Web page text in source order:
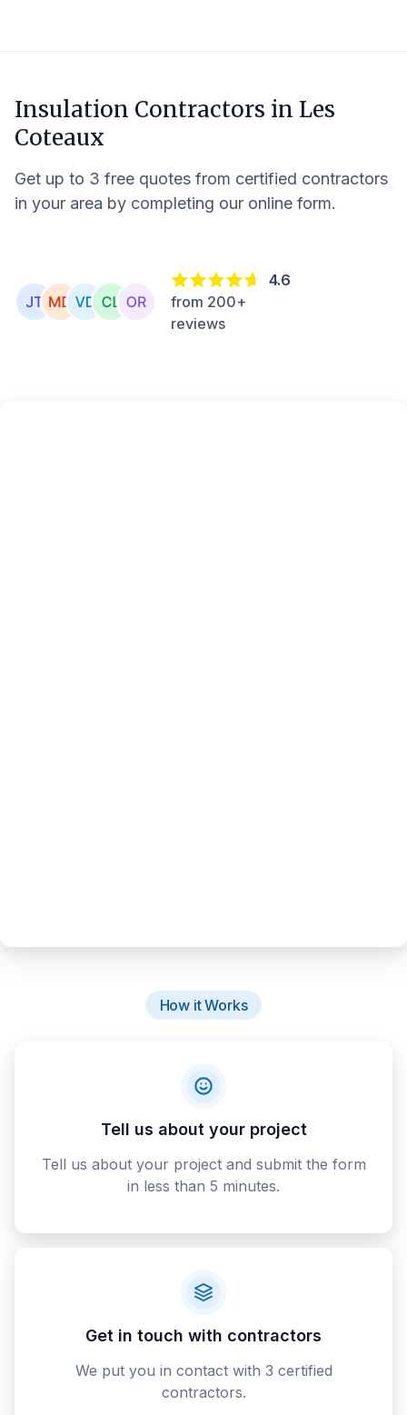
Insulation Contractors in Les
Coteaux
Get up to 3 free quotes from certified contractors
in your area by completing our online form.
4.6
from 200+
reviews
How it Works
Tell us about your project
Tell us about your project and submit the form
in less than 5 minutes.
Get in touch with contractors
We put you in contact with 3 certified
contractors.